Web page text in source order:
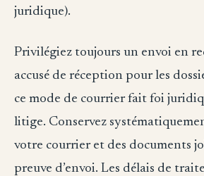
juridique).
Privilégiez toujours un envoi en
accusé de réception pour les
ce mode de courrier fait foi
litige. Conservez
votre courrier et des documents
preuve d’envoi. Les délais de